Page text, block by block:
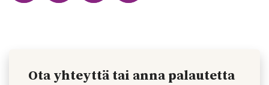
Ota yhteyttä tai anna palautetta